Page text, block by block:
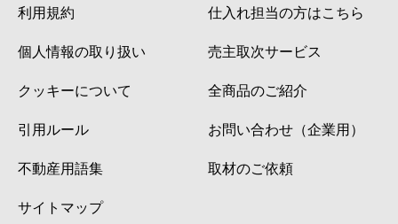
利用規約
個人情報の取り扱い
クッキーについて
引用ルール
不動産用語集
サイトマップ
仕入れ担当の方はこちら
売主取次サービス
全商品のご紹介
お問い合わせ（企業用）
取材のご依頼